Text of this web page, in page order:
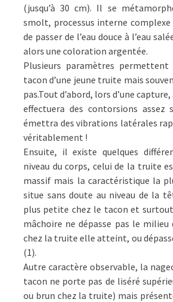
(jusqu’à 30 cm). Il se
smolt, processus interne
de passer de l’eau douce à l’eau
alors une coloration argentée.
Plusieurs paramètres
tacon d’une jeune truite mais
pas.Tout d’abord, lors d’une
effectuera des contorsions assez
émettra des vibrations latérales
véritablement !
Ensuite, il existe quelques
niveau du corps, celui de la truite
massif mais la caractéristique la
situe sans doute au niveau de la
plus petite chez le tacon et
mâchoire ne dépasse pas le
chez la truite elle atteint, ou
(1).
Autre caractère observable, la
tacon ne porte pas de liséré
ou brun chez la truite) mais